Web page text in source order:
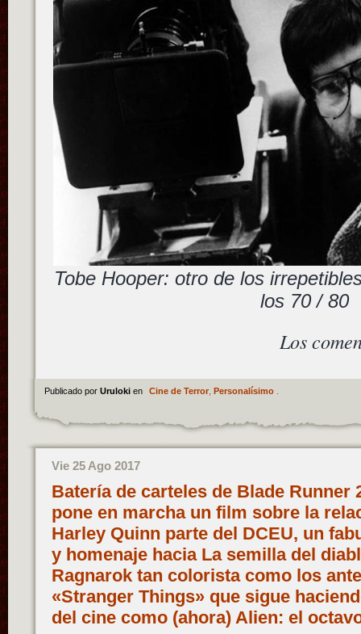
Tobe Hooper: otro de los
los 70 / 80
Los
Publicado por Uruloki en Cine de Terror, Personalísimo.
Vie 25 Ago 2017
Batería de carteles de Blade Runner
pone en marcha un film sobre la
Harley Quinn parte del DCEU, un
y homenaje hacia La semilla del
Ragnarok tan colorista como los
«Stranger Things» que sigue
del cine como (ahora) Alien: el